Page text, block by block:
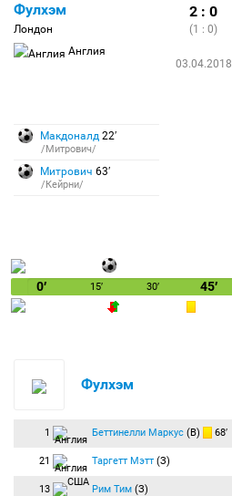
Фулхэм
Лондон
Англия
2 : 0
(1 : 0)
03.04.2018
Макдоналд 22′
/Митрович/
Митрович 63′
/Кейрни/
0′ 15′ 30′ 45′
Фулхэм
1 Беттинелли Маркус (В) 68′
21 Таргетт Мэтт (З)
13 Рим Тим (З)